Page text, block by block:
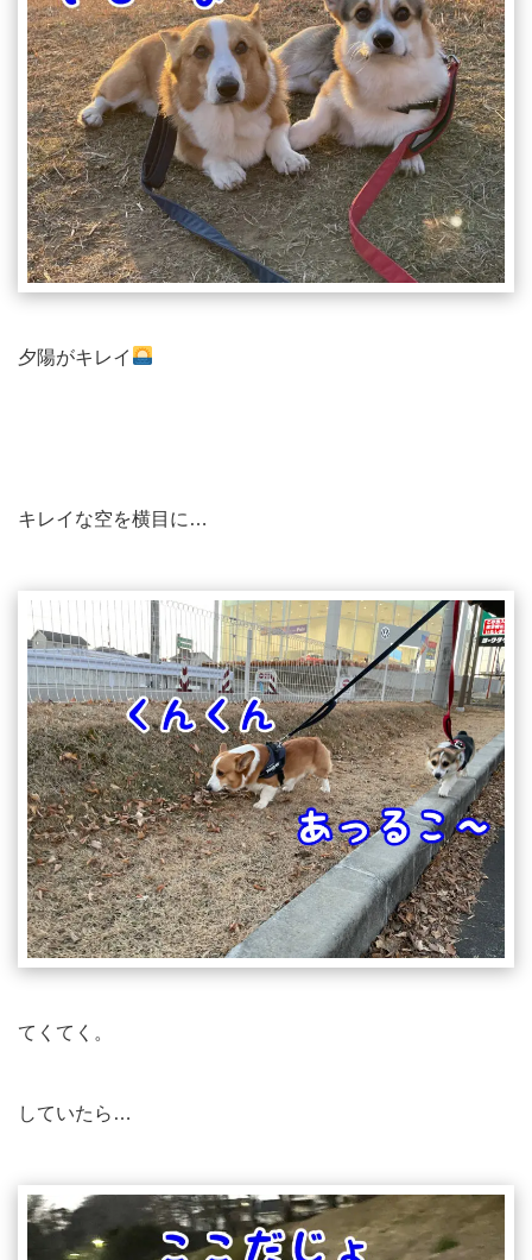
夕陽がキレイ
キレイな空を横目に…
てくてく。
していたら…